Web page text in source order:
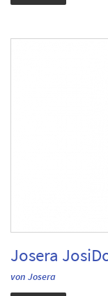
Josera
von Josera